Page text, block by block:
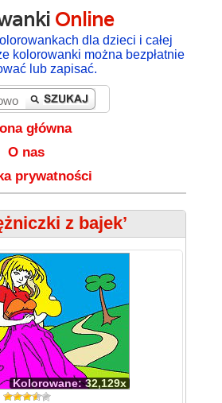
Online
dla dzieci i całej
kolorowanki można bezpłatnie
lub zapisać.
główna
O nas
prywatności
z bajek’
Kolorowane: 32,129x